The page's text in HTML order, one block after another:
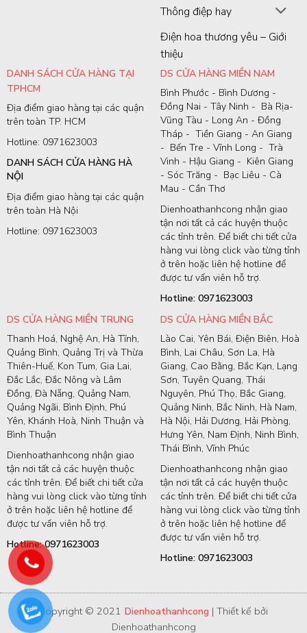
Thông điệp hay
Điện hoa thương yêu – Giới
thiệu
DANH SÁCH CỬA HÀNG TẠI
TPHCM
Địa điểm giao hàng tại các quận
trên toàn TP. HCM
Hotline: 0971623003
DANH SÁCH CỬA HÀNG HÀ
NỘI
Địa điểm giao hàng tại các quận
trên toàn Hà Nội
Hotline: 0971623003
DS CỬA HÀNG MIỀN NAM
Bình Phước - Bình Dương -
Đồng Nai - Tây Ninh - Bà Rịa-
Vũng Tàu - Long An - Đồng
Tháp - Tiền Giang - An Giang
- Bến Tre - Vĩnh Long - Trà
Vinh - Hậu Giang - Kiên Giang
- Sóc Trăng - Bạc Liêu - Cà
Mau - Cần Thơ
Dienhoathanhcong nhận giao
tận nơi tất cả các huyện thuộc
các tỉnh trên. Để biết chi tiết cửa
hàng vui lòng click vào từng tỉnh
ở trên hoặc liên hệ hotline để
được tư vấn viên hỗ trợ.
Hotline: 0971623003
DS CỬA HÀNG MIỀN TRUNG
Thanh Hoá, Nghệ An, Hà Tĩnh,
Quảng Bình, Quảng Trị và Thừa
Thiên-Huế, Kon Tum, Gia Lai,
Đắc Lắc, Đắc Nông và Lâm
Đồng, Đà Nẵng, Quảng Nam,
Quảng Ngãi, Bình Định, Phú
Yên, Khánh Hoà, Ninh Thuận và
Bình Thuận
Dienhoathanhcong nhận giao
tận nơi tất cả các huyện thuộc
các tỉnh trên. Để biết chi tiết cửa
hàng vui lòng click vào từng tỉnh
ở trên hoặc liên hệ hotline để
được tư vấn viên hỗ trợ.
Hotline: 0971623003
DS CỬA HÀNG MIỀN BẮC
Lào Cai, Yên Bái, Điện Biên, Hoà
Bình, Lai Châu, Sơn La, Hà
Giang, Cao Bằng, Bắc Kạn, Lạng
Sơn, Tuyên Quang, Thái
Nguyên, Phú Thọ, Bắc Giang,
Quảng Ninh, Bắc Ninh, Hà Nam,
Hà Nội, Hải Dương, Hải Phòng,
Hưng Yên, Nam Định, Ninh Bình,
Thái Bình, Vĩnh Phúc
Dienhoathanhcong nhận giao
tận nơi tất cả các huyện thuộc
các tỉnh trên. Để biết chi tiết cửa
hàng vui lòng click vào từng tỉnh
ở trên hoặc liên hệ hotline để
được tư vấn viên hỗ trợ.
Hotline: 0971623003
Copyright © 2021 Dienhoathanhcong | Thiết kế bởi
Dienhoathanhcong